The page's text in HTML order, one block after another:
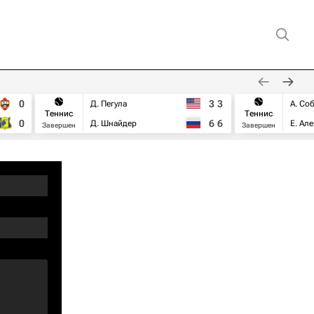
0
0
Теннис
Завершен
Д. Пегула
Д. Шнайдер
3 3
6 6
Теннис
Завершен
А.
Е.